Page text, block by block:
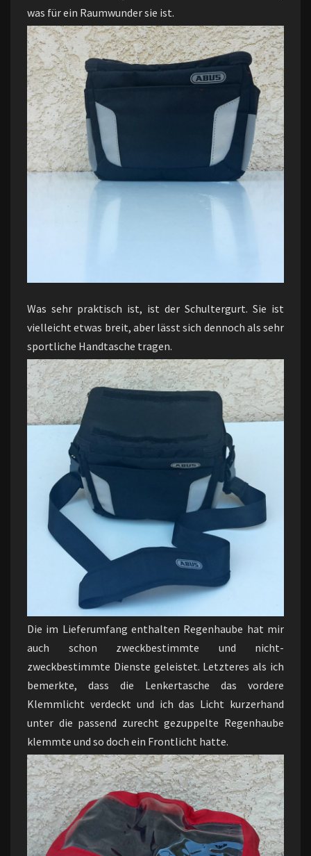
was für ein Raumwunder sie ist.
Was sehr praktisch ist, ist der Schultergurt. Sie ist
vielleicht etwas breit, aber lässt sich dennoch als sehr
sportliche Handtasche tragen.
Die im Lieferumfang enthalten Regenhaube hat mir
auch schon zweckbestimmte und nicht-
zweckbestimmte Dienste geleistet. Letzteres als ich
bemerkte, dass die Lenkertasche das vordere
Klemmlicht verdeckt und ich das Licht kurzerhand
unter die passend zurecht gezuppelte Regenhaube
klemmte und so doch ein Frontlicht hatte.